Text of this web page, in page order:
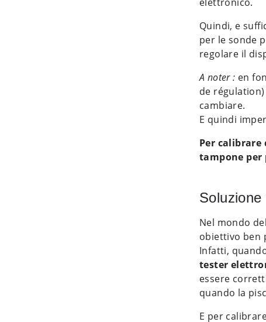
Quindi, e
per le sonde
regolare il
A noter : en
de
cambiare.
E quindi
Per calibrare
tampone per
Nel mondo
obiettivo ben
Infatti,
tester
essere
quando la
E per